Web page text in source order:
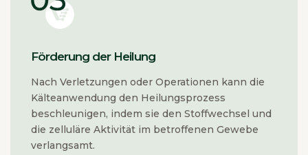
Förderung der Heilung
Nach Verletzungen oder Operationen kann die
Kälteanwendung den Heilungsprozess
beschleunigen, indem sie den Stoffwechsel und
die zelluläre Aktivität im betroffenen Gewebe
verlangsamt.